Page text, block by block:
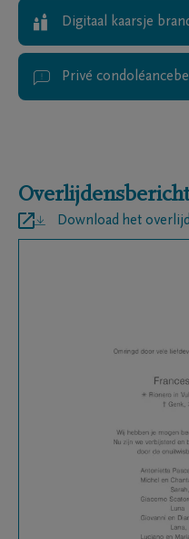
Digitaal kaarsje
Privé
Overlijdensbericht
Download het